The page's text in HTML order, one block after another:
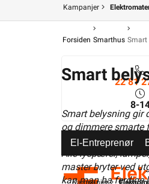
Kampanjer
Forsiden Smarthus Smart
22 81
8-
El-Entreprenør
Kampanjer
Smart
Smart belysning gir
og dimmere smarte
Alle lyspærer,
master bryter ved
kan man ha ferdige